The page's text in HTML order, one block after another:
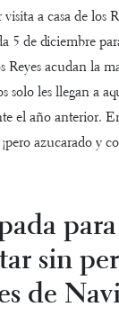
a casa de los
5 de diciembre
Reyes acudan la
solo les llegan a
el año anterior.
azucarado y
para
sin
de